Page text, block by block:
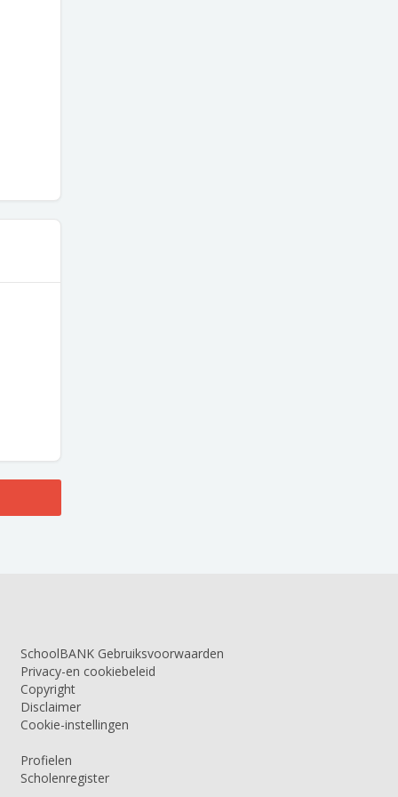
SchoolBANK Gebruiksvoorwaarden
Privacy-en cookiebeleid
Copyright
Disclaimer
Cookie-instellingen
Profielen
Scholenregister